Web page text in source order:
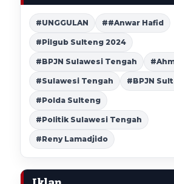
#UNGGULAN ##Anwar Hafid
#Pilgub Sulteng 2024
#BPJN Sulawesi Tengah
#Sulawesi Tengah #BPJN
#Polda Sulteng
#Politik Sulawesi Tengah
#Reny Lamadjido